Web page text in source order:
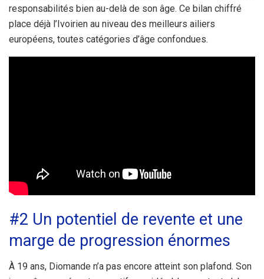
responsabilités bien au-delà de son âge. Ce bilan chiffré
place déjà l’Ivoirien au niveau des meilleurs ailiers
européens, toutes catégories d’âge confondues.
#2 Un potentiel de revente et une
marge de progression énormes
À 19 ans, Diomande n’a pas encore atteint son plafond. Son